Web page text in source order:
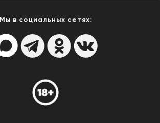
Мы в социальных сетях: